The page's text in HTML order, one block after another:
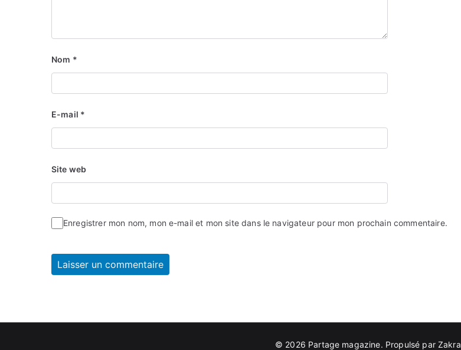
Nom *
E-mail *
Site web
Enregistrer mon nom, mon e-mail et mon site dans le navigateur pour mon prochain commentaire.
© 2026 Partage magazine. Propulsé par Zakra